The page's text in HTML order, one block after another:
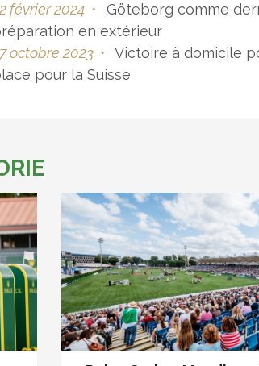
février 2024 •
Göteborg comme
en extérieur
octobre 2023 •
Victoire à domicile
pour la Suisse